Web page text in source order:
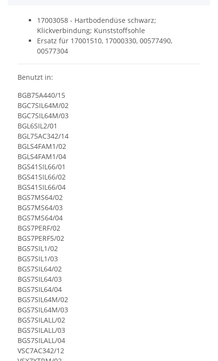
17003058 - Hartbodendüse schwarz;
Klickverbindung; Kunststoffsohle
Ersatz für 17001510, 17000330, 00577490,
00577304
Benutzt in:
BGB75A440/15
BGC7SIL64M/02
BGC7SIL64M/03
BGL6SIL2/01
BGL75AC342/14
BGLS4FAM1/02
BGLS4FAM1/04
BGS41SIL66/01
BGS41SIL66/02
BGS41SIL66/04
BGS7MS64/02
BGS7MS64/03
BGS7MS64/04
BGS7PERF/02
BGS7PERF5/02
BGS7SIL1/02
BGS7SIL1/03
BGS7SIL64/02
BGS7SIL64/03
BGS7SIL64/04
BGS7SIL64M/02
BGS7SIL64M/03
BGS7SILALL/02
BGS7SILALL/03
BGS7SILALL/04
VSC7AC342/12